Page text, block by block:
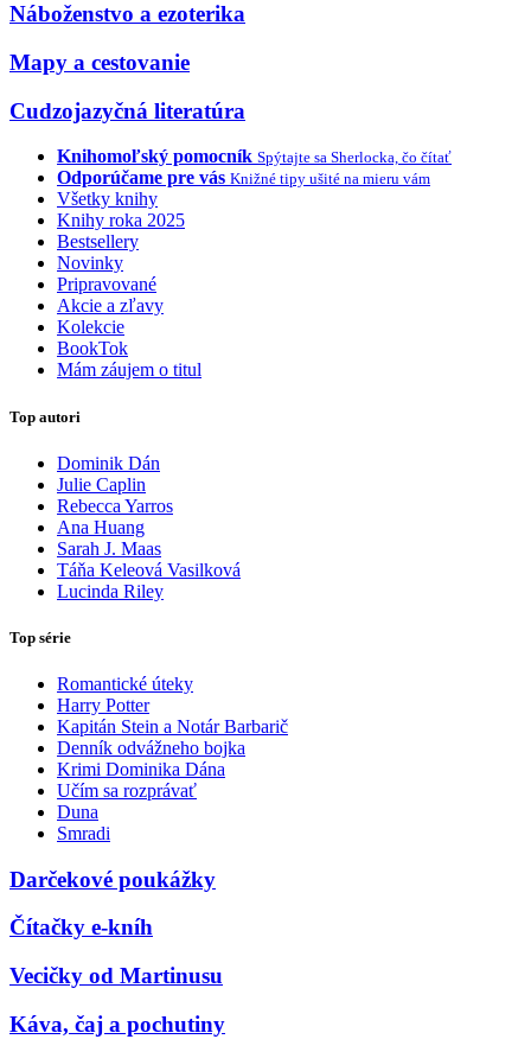
Náboženstvo a ezoterika
Mapy a cestovanie
Cudzojazyčná literatúra
Knihomoľský pomocník Spýtajte sa Sherlocka, čo čítať
Odporúčame pre vás Knižné tipy ušité na mieru vám
Všetky knihy
Knihy roka 2025
Bestsellery
Novinky
Pripravované
Akcie a zľavy
Kolekcie
BookTok
Mám záujem o titul
Top autori
Dominik Dán
Julie Caplin
Rebecca Yarros
Ana Huang
Sarah J. Maas
Táňa Keleová Vasilková
Lucinda Riley
Top série
Romantické úteky
Harry Potter
Kapitán Stein a Notár Barbarič
Denník odvážneho bojka
Krimi Dominika Dána
Učím sa rozprávať
Duna
Smradi
Darčekové poukážky
Čítačky e-kníh
Vecičky od Martinusu
Káva, čaj a pochutiny